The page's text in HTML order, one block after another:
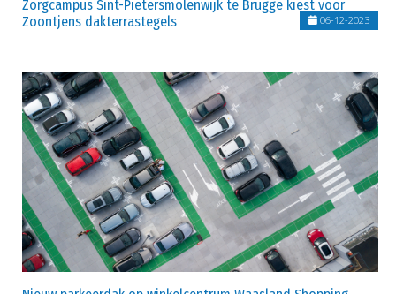
Zorgcampus Sint-Pietersmolenwijk te Brugge kiest voor
Zoontjens dakterrastegels
06-12-2023